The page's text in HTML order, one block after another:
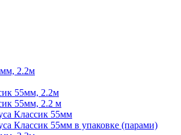
2.2м
55мм, 2.2м
55мм, 2.2 м
Классик 55мм
Классик 55мм в упаковке (парами)